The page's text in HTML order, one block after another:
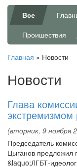
Все
Проишествия
Главная » Новости
Новости
Глава
(вторник, 9 ноября
Председатель
Цыганов предложил
&laquo;ЛГБТ-